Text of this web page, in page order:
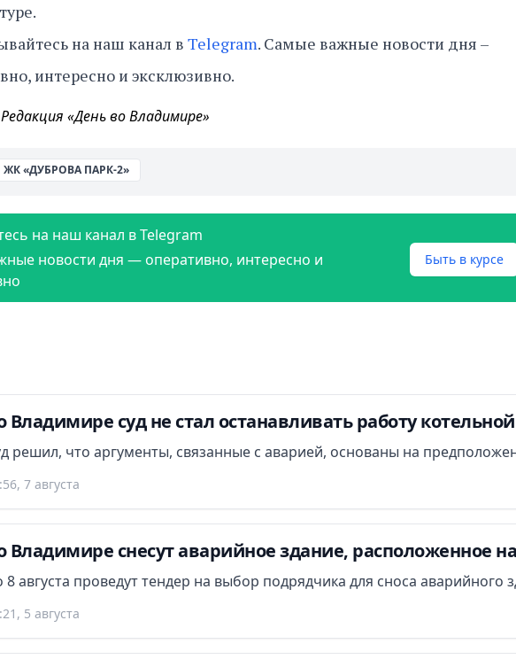
на наш канал в Telegram. Самые важные новости дня –
интересно и эксклюзивно.
Редакция «День во Владимире»
ЖК «ДУБРОВА ПАРК-2»
на наш канал в Telegram
новости дня — оперативно, интересно и
Быть в курсе
Владимире суд не стал останавливать работу котельной
решил, что аргументы, связанные с аварией, основаны на
7 августа
Владимире снесут аварийное здание, расположенное
8 августа проведут тендер на выбор подрядчика для сноса аварийного
5 августа